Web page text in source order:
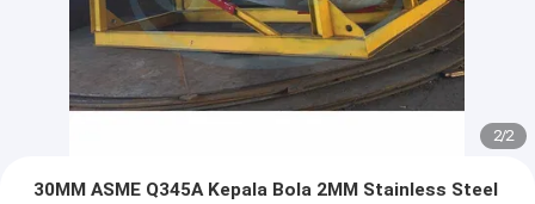
2/2
30MM ASME Q345A Kepala Bola 2MM Stainless Steel